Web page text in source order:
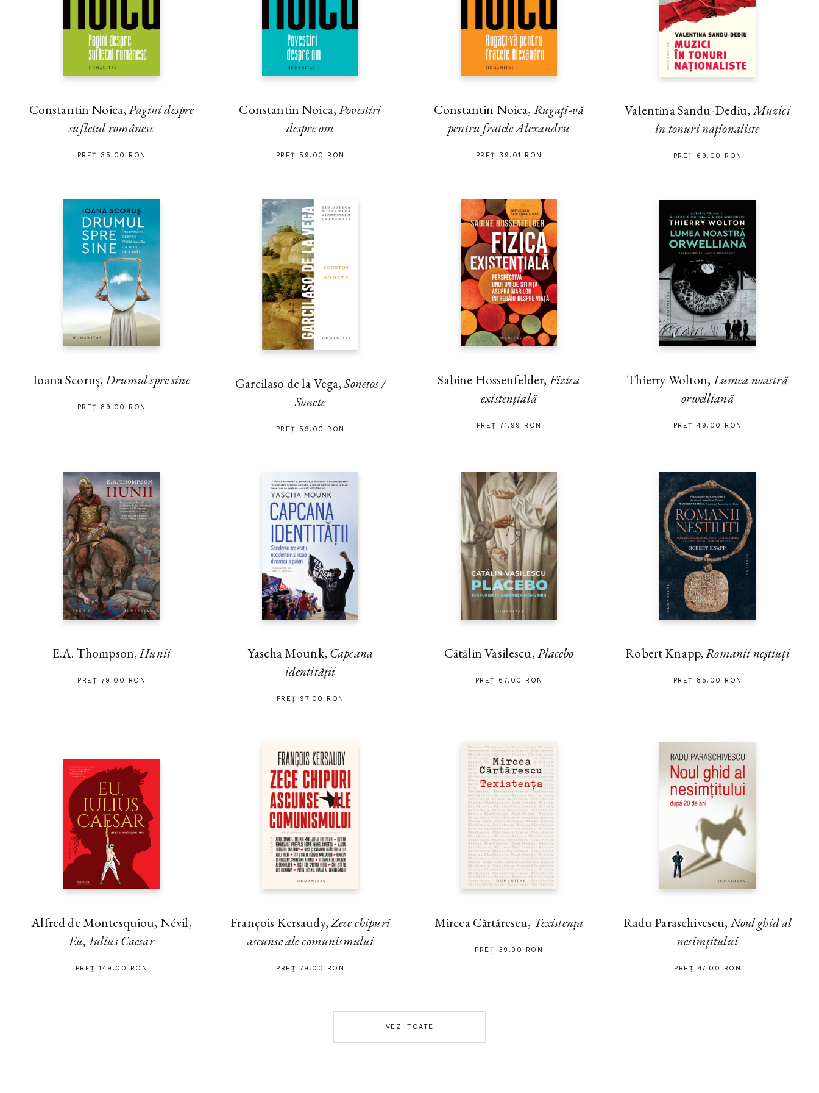
Constantin Noica,Pagini despre
sufletul românesc
PREȚ 35.00 RON
Constantin Noica,Povestiri
despre om
PREȚ 59.00 RON
Constantin Noica, Rugaţi-vă
pentru fratele Alexandru
PREȚ 39.01 RON
Valentina Sandu-Dediu,Muzici
în tonuri naţionaliste
PREȚ 69.00 RON
Ioana Scoruș,Drumul spre sine
PREȚ 89.00 RON
Garcilaso de la Vega,Sonetos /
Sonete
PREȚ 59.00 RON
Sabine Hossenfelder, Fizica
existenţială
PREȚ 71.99 RON
Thierry Wolton,Lumea noastră
orwelliană
PREȚ 49.00 RON
E.A. Thompson,Hunii
PREȚ 79.00 RON
Yascha Mounk, Capcana
identității
PREȚ 97.00 RON
Cătălin Vasilescu,Placebo
PREȚ 67.00 RON
Robert Knapp,Romanii neştiuţi
PREȚ 85.00 RON
Alfred de Montesquiou, Névil,
Eu, Iulius Caesar
PREȚ 149.00 RON
François Kersaudy,Zece chipuri
ascunse ale comunismului
PREȚ 79.00 RON
Mircea Cărtărescu, Texistența
PREȚ 39.90 RON
Radu Paraschivescu, Noul ghid al
nesimţitului
PREȚ 47.00 RON
VEZI TOATE